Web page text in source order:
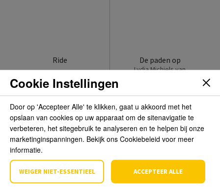
Ride
€ 18,49
€ 27,99
De paden op
Lydia Michiels van
€ 15,49
€ 23,50
Cookie Instellingen
Door op 'Accepteer Alle' te klikken, gaat u akkoord met het
opslaan van cookies op uw apparaat om de sitenavigatie te
verbeteren, het sitegebruik te analyseren en te helpen bij onze
marketinginspanningen. Bekijk ons Cookiebeleid voor meer
informatie.
WEIGER NIET-ESSENTIEEL ACCEPTEER ALLE